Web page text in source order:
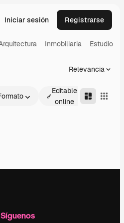
Iniciar sesión Registrarse
Inmobiliaria Estudio
Relevancia
Editable
online
Síguenos